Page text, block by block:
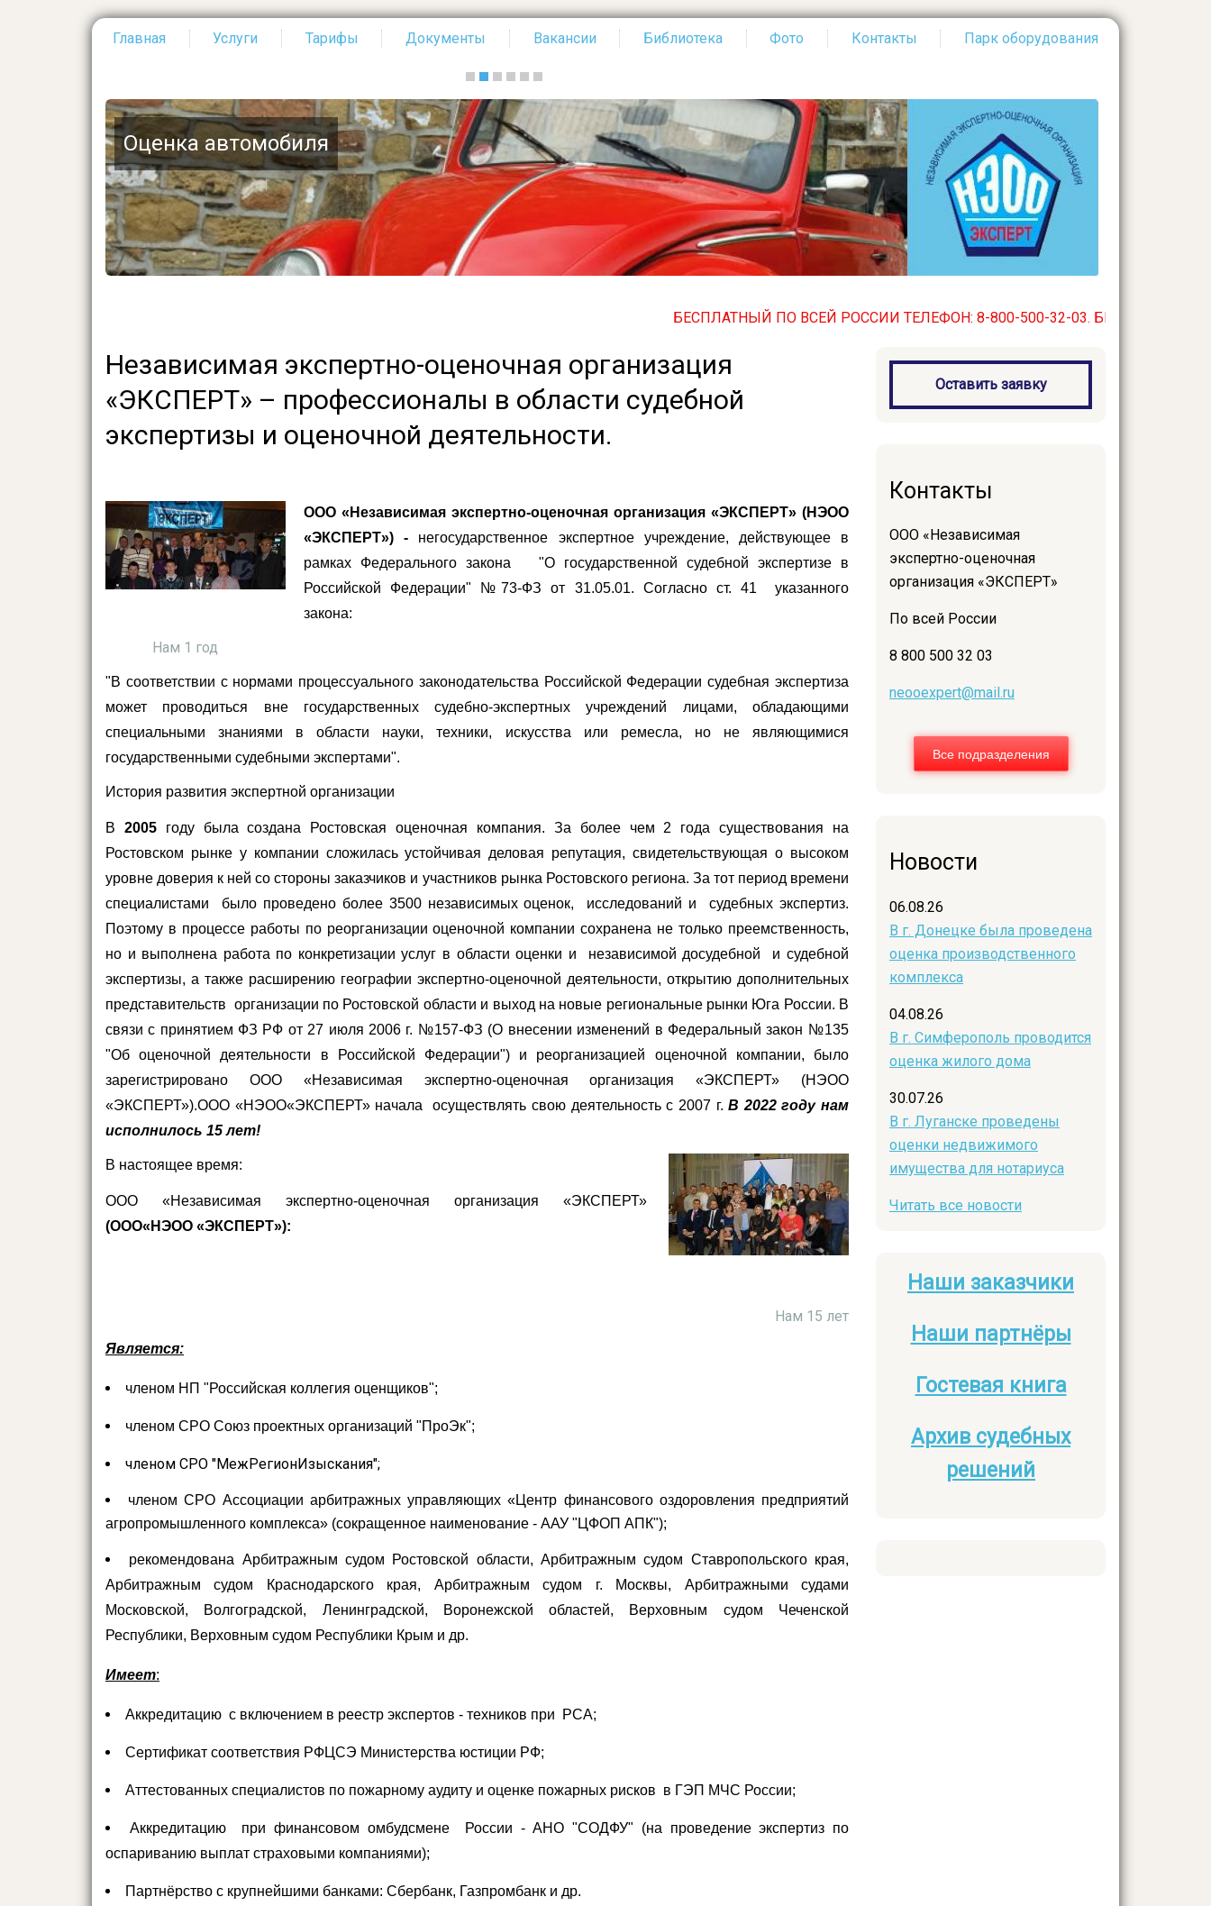
Главная Услуги Тарифы Документы Вакансии Библиотека Фото Контакты Парк оборудования
Оценка автомобиля
БЕСПЛАТНЫЙ ПО ВСЕЙ РОССИИ ТЕЛЕФОН: 8-800-500-32-03. БЕСПЛАТНЫЙ ПО ВСЕЙ
Независимая экспертно-оценочная организация
«ЭКСПЕРТ» – профессионалы в области судебной
экспертизы и оценочной деятельности.
ООО «Независимая экспертно-оценочная организация «ЭКСПЕРТ» (НЭОО
«ЭКСПЕРТ») - негосударственное экспертное учреждение, действующее в
рамках Федерального закона "О государственной судебной экспертизе в
Российской Федерации" №73-ФЗ от 31.05.01. Согласно ст. 41 указанного
закона:
Нам 1 год
"В соответствии с нормами процессуального законодательства Российской Федерации судебная экспертиза
может проводиться вне государственных судебно-экспертных учреждений лицами, обладающими
специальными знаниями в области науки, техники, искусства или ремесла, но не являющимися
государственными судебными экспертами".
История развития экспертной организации
В 2005году была создана Ростовская оценочная компания. За более чем 2 года существования на
Ростовском рынке у компании сложилась устойчивая деловая репутация, свидетельствующая о высоком
уровне доверия к ней со стороны заказчиков и участников рынка Ростовского региона. За тот период времени
специалистами было проведено более 3500независимых оценок, исследований и судебных экспертиз.
Поэтому в процессе работы по реорганизации оценочной компании сохранена не только преемственность,
но и выполнена работа по конкретизации услуг в области оценки и независимой досудебной и судебной
экспертизы, а также расширению географии экспертно-оценочной деятельности, открытию дополнительных
представительств организации по Ростовской области и выход на новые региональные рынки Юга России. В
связи с принятием ФЗ РФ от 27 июля 2006 г. №157-ФЗ (О внесении изменений в Федеральный закон №135
"Об оценочной деятельности в Российской Федерации") и реорганизацией оценочной компании, было
зарегистрировано ООО «Независимая экспертно-оценочная организация «ЭКСПЕРТ» (НЭОО
«ЭКСПЕРТ»).ООО «НЭОО«ЭКСПЕРТ» начала осуществлять свою деятельность с 2007 г.В 2022 году нам
исполнилось 15 лет!
В настоящее время:
ООО «Независимая экспертно-оценочная организация «ЭКСПЕРТ»
(ООО«НЭОО «ЭКСПЕРТ»):
Нам 15 лет
Является:
членом НП "Российская коллегия оценщиков";
членом СРО Союз проектных организаций "ПроЭк";
членом СРО "МежРегионИзыскания";
членом СРО Ассоциации арбитражных управляющих «Центр финансового оздоровления предприятий
агропромышленного комплекса» (сокращенное наименование - ААУ "ЦФОП АПК");
рекомендована Арбитражным судом Ростовской области, Арбитражным судом Ставропольского края,
Арбитражным судом Краснодарского края, Арбитражным судом г. Москвы, Арбитражными судами
Московской, Волгоградской, Ленинградской, Воронежской областей, Верховным судом Чеченской
Республики, Верховным судом Республики Крым и др.
Имеет:
Аккредитацию с включением в реестр экспертов - техников при РСА;
Сертификат соответствия РФЦСЭ Министерства юстиции РФ;
Аттестованных специалистов по пожарному аудиту и оценке пожарных рисков в ГЭП МЧС России;
Аккредитацию при финансовом омбудсмене России - АНО "СОДФУ" (на проведение экспертиз по
оспариванию выплат страховыми компаниями);
Партнёрство с крупнейшими банками: Сбербанк, Газпромбанк и др.
Оставить заявку
Контакты
ООО «Независимая
экспертно-оценочная
организация «ЭКСПЕРТ»
По всей России
8 800 500 32 03
neooexpert@mail.ru
Все подразделения
Новости
06.08.26
В г. Донецке была проведена
оценка производственного
комплекса
04.08.26
В г. Симферополь проводится
оценка жилого дома
30.07.26
В г. Луганске проведены
оценки недвижимого
имущества для нотариуса
Читать все новости
Боковое
меню
Наши заказчики
Наши партнёры
Гостевая книга
Архив судебных
решений